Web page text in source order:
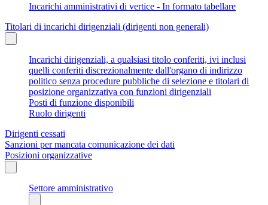
Incarichi amministrativi di vertice - In formato tabellare
Titolari di incarichi dirigenziali (dirigenti non generali)
Incarichi dirigenziali, a qualsiasi titolo conferiti, ivi inclusi
quelli conferiti discrezionalmente dall'organo di indirizzo
politico senza procedure pubbliche di selezione e titolari di
posizione organizzativa con funzioni dirigenziali
Posti di funzione disponibili
Ruolo dirigenti
Dirigenti cessati
Sanzioni per mancata comunicazione dei dati
Posizioni organizzative
Settore amministrativo